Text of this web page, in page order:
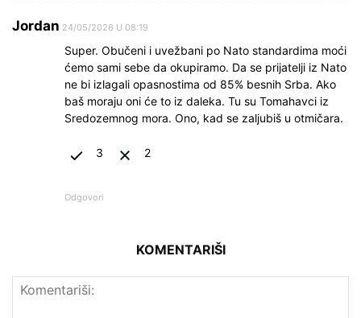
Jordan 24/05/2026 U 08:19
Super. Obučeni i uvežbani po Nato standardima moći
ćemo sami sebe da okupiramo. Da se prijatelji iz Nato
ne bi izlagali opasnostima od 85% besnih Srba. Ako
baš moraju oni će to iz daleka. Tu su Tomahavci iz
Sredozemnog mora. Ono, kad se zaljubiš u otmičara.
3 2
Odgovori
KOMENTARIŠI